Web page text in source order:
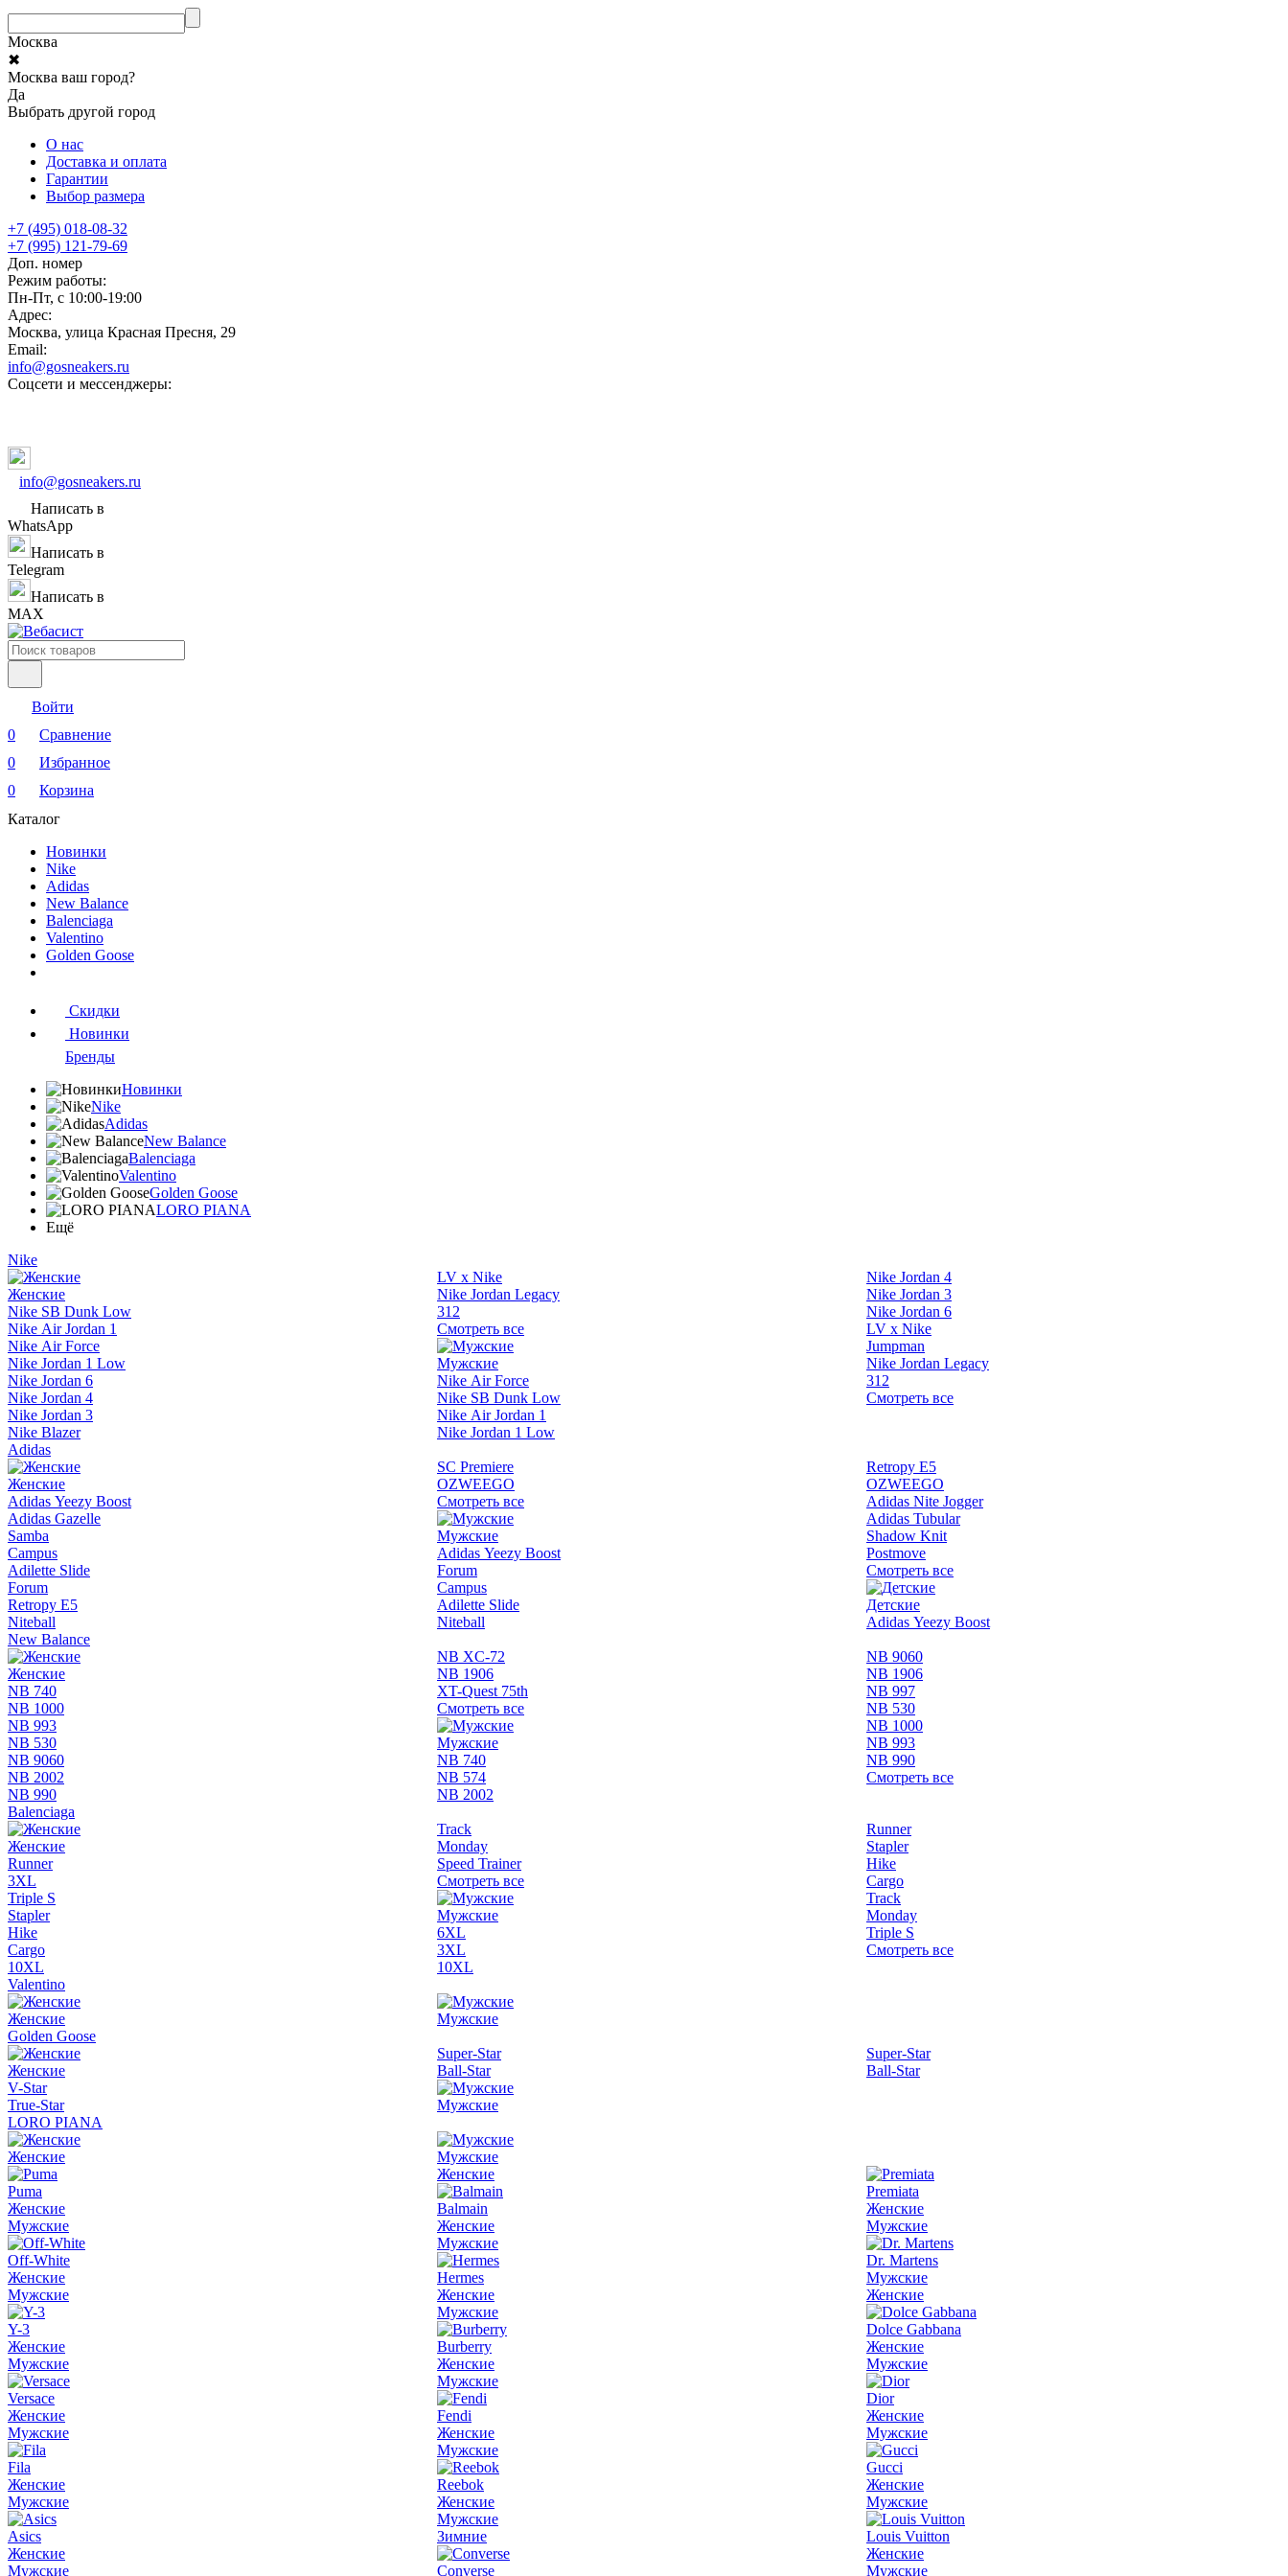
Москва
✖
Москва ваш город?
Да
Выбрать другой город
О нас
Доставка и оплата
Гарантии
Выбор размера
+7 (495) 018-08-32
+7 (995) 121-79-69
Доп. номер
Режим работы:
Пн-Пт, с 10:00-19:00
Адрес:
Москва, улица Красная Пресня, 29
Email:
info@gosneakers.ru
Соцсети и мессенджеры:
info@gosneakers.ru
Написать в
WhatsApp
Написать в
Telegram
Написать в
MAX
Войти
0
Сравнение
0
Избранное
0
Корзина
Каталог
Новинки
Nike
Adidas
New Balance
Balenciaga
Valentino
Golden Goose
Скидки
Новинки
Бренды
Новинки
Nike
Adidas
New Balance
Balenciaga
Valentino
Golden Goose
LORO PIANA
Ещё
Nike
Женские
Nike SB Dunk Low
Nike Air Jordan 1
Nike Air Force
Nike Jordan 1 Low
Nike Jordan 6
Nike Jordan 4
Nike Jordan 3
Nike Blazer
LV x Nike
Nike Jordan Legacy
312
Смотреть все
Мужские
Nike Air Force
Nike SB Dunk Low
Nike Air Jordan 1
Nike Jordan 1 Low
Nike Jordan 4
Nike Jordan 3
Nike Jordan 6
LV x Nike
Jumpman
Nike Jordan Legacy
312
Смотреть все
Adidas
Женские
Adidas Yeezy Boost
Adidas Gazelle
Samba
Campus
Adilette Slide
Forum
Retropy E5
Niteball
SC Premiere
OZWEEGO
Смотреть все
Мужские
Adidas Yeezy Boost
Forum
Campus
Adilette Slide
Niteball
Retropy E5
OZWEEGO
Adidas Nite Jogger
Adidas Tubular
Shadow Knit
Postmove
Смотреть все
Детские
Adidas Yeezy Boost
New Balance
Женские
NB 740
NB 1000
NB 993
NB 530
NB 9060
NB 2002
NB 990
NB XC-72
NB 1906
XT-Quest 75th
Смотреть все
Мужские
NB 740
NB 574
NB 2002
NB 9060
NB 1906
NB 997
NB 530
NB 1000
NB 993
NB 990
Смотреть все
Balenciaga
Женские
Runner
3XL
Triple S
Stapler
Hike
Cargo
10XL
Track
Monday
Speed Trainer
Смотреть все
Мужские
6XL
3XL
10XL
Runner
Stapler
Hike
Cargo
Track
Monday
Triple S
Смотреть все
Valentino
Женские
Мужские
Golden Goose
Женские
V-Star
True-Star
Super-Star
Ball-Star
Мужские
Super-Star
Ball-Star
LORO PIANA
Женские Мужские
Puma
Женские
Мужские
Off-White
Женские
Мужские
Y-3
Женские
Мужские
Versace
Женские
Мужские
Fila
Женские
Мужские
Asics
Женские
Мужские
Женские
Balmain
Женские
Мужские
Hermes
Женские
Мужские
Burberry
Женские
Мужские
Fendi
Женские
Мужские
Reebok
Женские
Мужские
Зимние
Converse
Premiata
Женские
Мужские
Dr. Martens
Мужские
Женские
Dolce Gabbana
Женские
Мужские
Dior
Женские
Мужские
Gucci
Женские
Мужские
Louis Vuitton
Женские
Мужские